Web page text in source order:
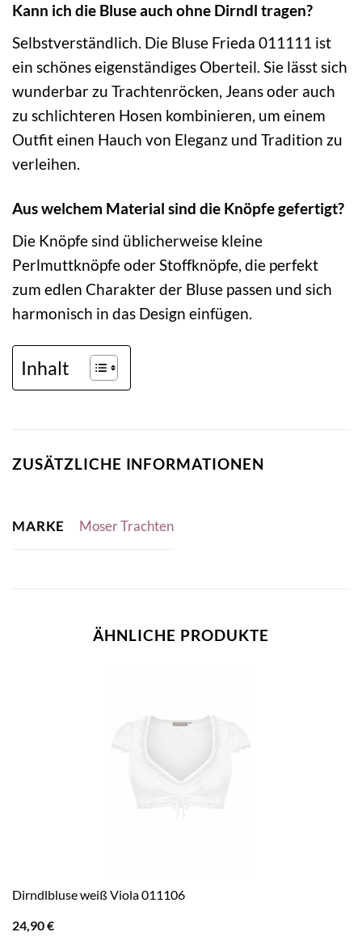
Kann ich die Bluse auch ohne Dirndl tragen?
Selbstverständlich. Die Bluse Frieda 011111 ist
ein schönes eigenständiges Oberteil. Sie lässt sich
wunderbar zu Trachtenröcken, Jeans oder auch
zu schlichteren Hosen kombinieren, um einem
Outfit einen Hauch von Eleganz und Tradition zu
verleihen.
Aus welchem Material sind die Knöpfe gefertigt?
Die Knöpfe sind üblicherweise kleine
Perlmuttknöpfe oder Stoffknöpfe, die perfekt
zum edlen Charakter der Bluse passen und sich
harmonisch in das Design einfügen.
Inhalt
ZUSÄTZLICHE INFORMATIONEN
MARKE Moser Trachten
ÄHNLICHE PRODUKTE
Dirndlbluse weiß Viola 011106
24,90€